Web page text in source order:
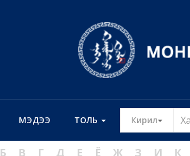
МЭДЭЭ ТОЛЬ Кирил
Б В Г Д Е Ё Ж З И К